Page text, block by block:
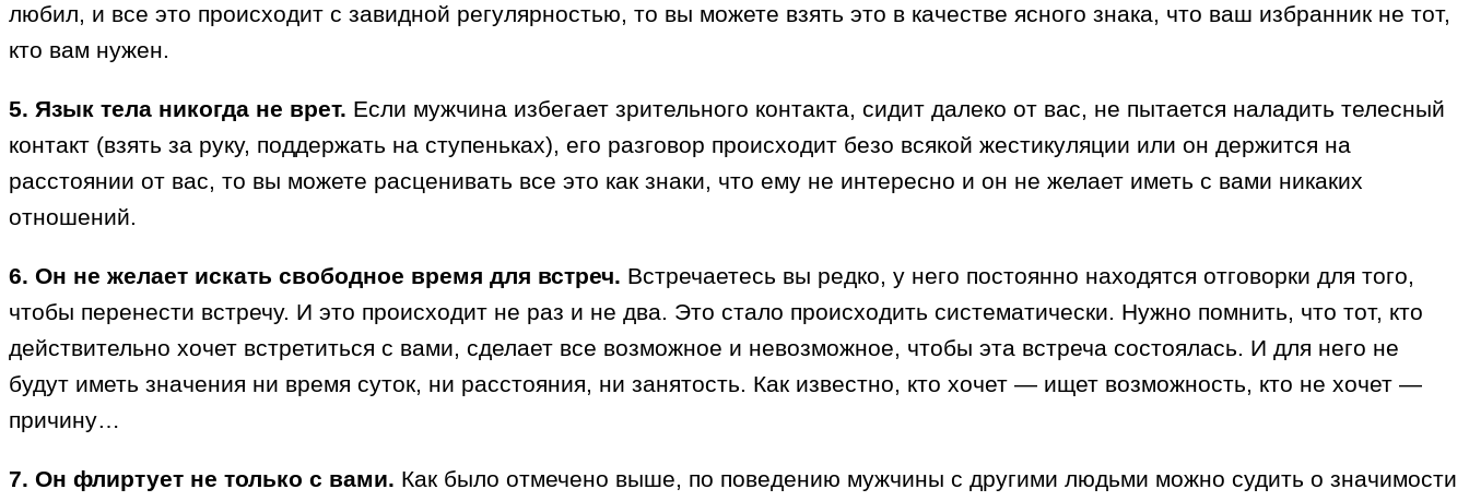
любил, и все это происходит с завидной регулярностью, то вы можете взять это в качестве ясного знака, что ваш избранник не тот,
кто вам нужен.
5. Язык тела никогда не врет. Если мужчина избегает зрительного контакта, сидит далеко от вас, не пытается наладить телесный
контакт (взять за руку, поддержать на ступеньках), его разговор происходит безо всякой жестикуляции или он держится на
расстоянии от вас, то вы можете расценивать все это как знаки, что ему не интересно и он не желает иметь с вами никаких
отношений.
6. Он не желает искать свободное время для встреч. Встречаетесь вы редко, у него постоянно находятся отговорки для того,
чтобы перенести встречу. И это происходит не раз и не два. Это стало происходить систематически. Нужно помнить, что тот, кто
действительно хочет встретиться с вами, сделает все возможное и невозможное, чтобы эта встреча состоялась. И для него не
будут иметь значения ни время суток, ни расстояния, ни занятость. Как известно, кто хочет — ищет возможность, кто не хочет —
причину…
7. Он флиртует не только с вами. Как было отмечено выше, по поведению мужчины с другими людьми можно судить о значимости